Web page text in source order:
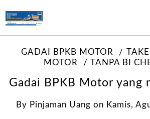
GADAI BPKB MOTOR
MOTOR
TANPA BI
Gadai BPKB Motor yang
By Pinjaman Uang on Kamis,